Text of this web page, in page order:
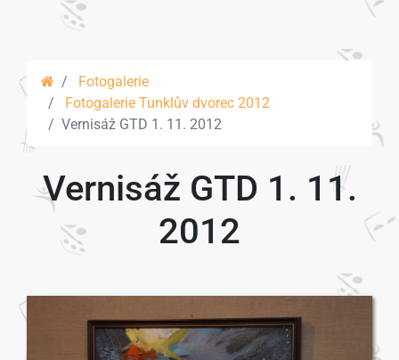
Fotogalerie
Fotogalerie Tunklův dvorec 2012
Vernisáž GTD 1. 11. 2012
Vernisáž GTD 1. 11.
2012